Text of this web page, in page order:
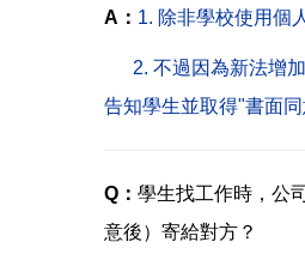
A： 1. 除非學校使用個
2. 不過因為新法增加
告知學生並取得"書面同
Q： 學生找工作時，公
意後）寄給對方？